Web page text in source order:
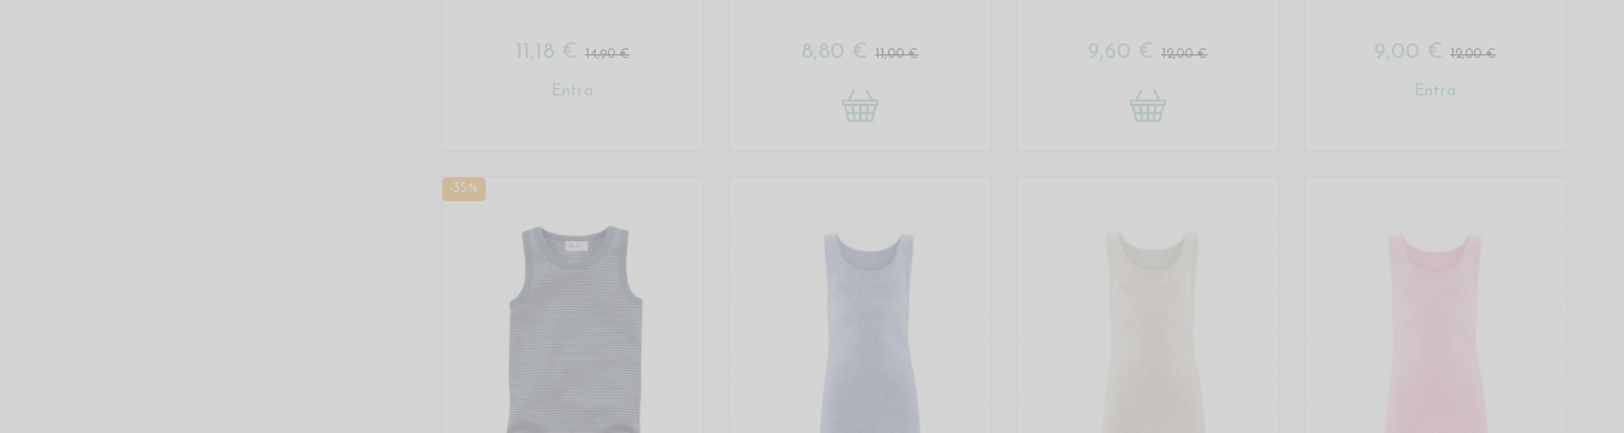
11,18 € 14,90 €
Entra
8,80 €11,00 € 9,60 €12,00 € 9,00 €12,00 €
Entra
-35%